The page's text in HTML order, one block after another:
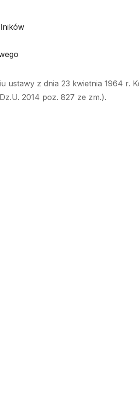
ustawy z dnia 23 kwietnia 1964 r.
2014 poz. 827 ze zm.).